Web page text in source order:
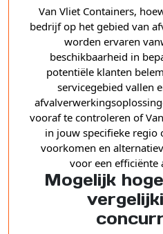
Van Vliet Containers,
bedrijf op het gebied van
worden ervaren
beschikbaarheid in
potentiële klanten
servicegebied vallen
vooraf te controleren of
in jouw specifieke regio
voorkomen en
voor een efficiënte
Mogelijk